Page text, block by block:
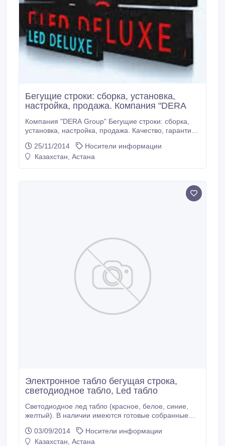
Бегущие строки: сборка, установка,
настройка, продажа. Компания "DERA
Компания "DERA Group" Бегущие строки: сборка,
установка, настройка, продажа. Качество, гарантия,
формы расчета. Компания "DERA Group" также
оказывает следующие виды услуг: 1. Продажа и
25/11/2014
Носители информации
Казахстан, Астана
Электронное табло бегущая строка,
светодиодное табло, Led табло
Светодиодное лед табло (красное, белое, синие,
желтый). В наличии имеются готовые собранные
монтажа 1 день..
03/09/2014
Носители информации
Казахстан, Астана